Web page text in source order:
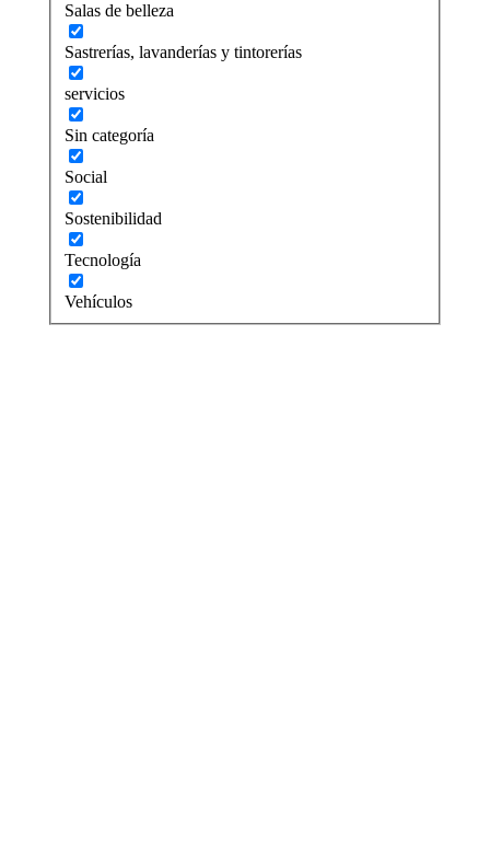
Salas de belleza
Sastrerías, lavanderías y tintorerías
servicios
Sin categoría
Social
Sostenibilidad
Tecnología
Vehículos